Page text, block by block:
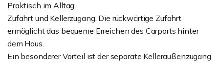
Praktisch im Alltag:
Zufahrt und Kellerzugang. Die rückwärtige Zufahrt
ermöglicht das bequeme Erreichen des Carports hinter
dem Haus.
Ein besonderer Vorteil ist der separate Kelleraußenzugang